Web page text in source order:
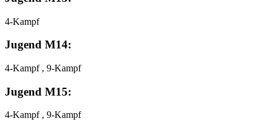
4-Kampf
Jugend M14:
4-Kampf , 9-Kampf
Jugend M15:
4-Kampf , 9-Kampf